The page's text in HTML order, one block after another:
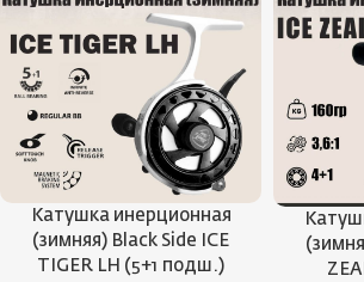
Катушка инерционная
(зимняя) Black Side ICE
TIGER LH (5+1 подш.)